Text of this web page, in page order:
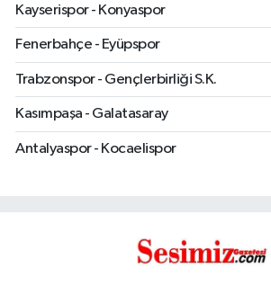
Kayserispor - Konyaspor
Fenerbahçe - Eyüpspor
Trabzonspor - Gençlerbirliği S.K.
Kasımpaşa - Galatasaray
Antalyaspor - Kocaelispor